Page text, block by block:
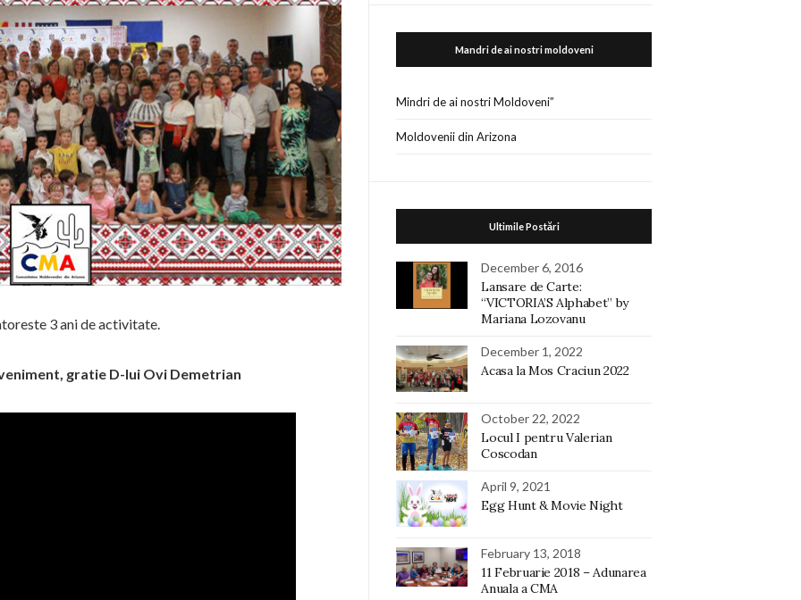
3 ani de activitate.
gratie D-lui Ovi Demetrian
Mandri de ai nostri moldoveni
Mindri de ai nostri Moldoveni”
Moldovenii din Arizona
Ultimile Postări
December 6, 2016
Lansare de Carte:
“VICTORIA’S Alphabet” by
Mariana Lozovanu
December 1, 2022
Acasa la Mos Craciun 2022
October 22, 2022
Locul I pentru Valerian
Coscodan
April 9, 2021
Egg Hunt & Movie Night
February 13, 2018
11 Februarie 2018 – Adunarea
Anuala a CMA